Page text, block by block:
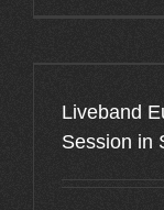
Liveband
Session in